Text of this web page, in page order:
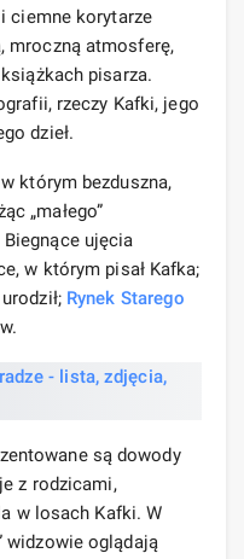
ciemne korytarze
mroczną atmosferę,
pisarza.
rzeczy Kafki, jego
dzieł.
którym bezduszna,
„małego”
ujęcia
w którym pisał Kafka;
Rynek Starego
są dowody
z rodzicami,
w losach Kafki. W
widzowie oglądają